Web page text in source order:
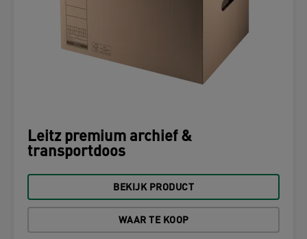
Leitz premium archief &
transportdoos
BEKIJK PRODUCT
WAAR TE KOOP